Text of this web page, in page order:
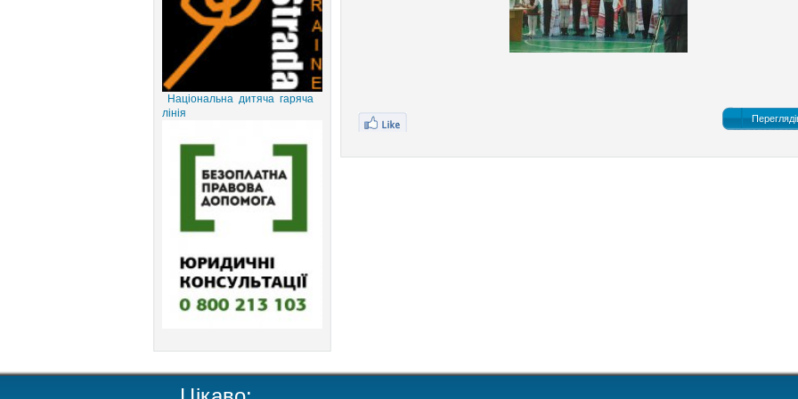
Національна дитяча гаряча
лінія